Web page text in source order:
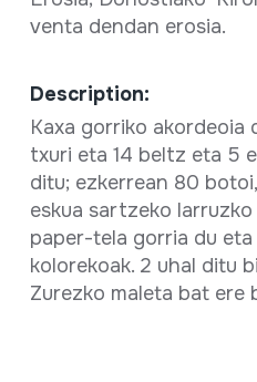
venta dendan erosia.
Description:
Kaxa gorriko akordeoia
txuri eta 14 beltz eta 5
ditu; ezkerrean 80
eskua sartzeko
paper-tela gorria du
kolorekoak. 2 uhal ditu
Zurezko maleta bat ere